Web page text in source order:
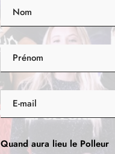
Quand aura lieu le Polleur